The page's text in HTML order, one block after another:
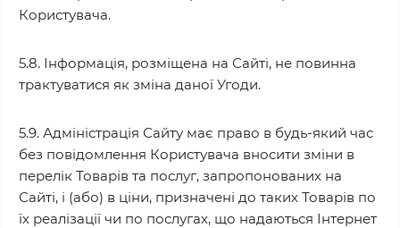
Користувача.
5.8. Інформація, розміщена на Сайті, не повинна
трактуватися як зміна даної Угоди.
5.9. Адміністрація Сайту має право в будь-який час
без повідомлення Користувача вносити зміни в
перелік Товарів та послуг, запропонованих на
Сайті, і (або) в ціни, призначені до таких Товарів по
їх реалізації чи по послугах, що надаються Інтернет